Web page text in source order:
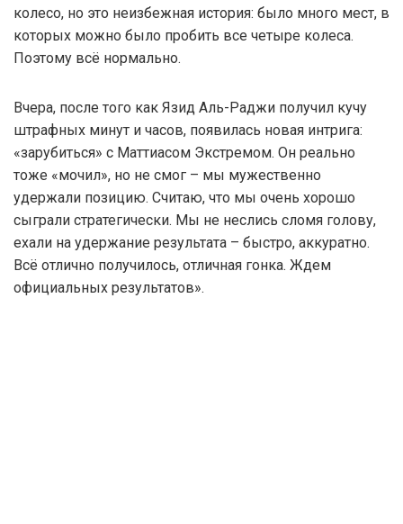
колесо, но это неизбежная история: было много мест, в
которых можно было пробить все четыре колеса.
Поэтому всё нормально.
Вчера, после того как Язид Аль-Раджи получил кучу
штрафных минут и часов, появилась новая интрига:
«зарубиться» с Маттиасом Экстремом. Он реально
тоже «мочил», но не смог – мы мужественно
удержали позицию. Считаю, что мы очень хорошо
сыграли стратегически. Мы не неслись сломя голову,
ехали на удержание результата – быстро, аккуратно.
Всё отлично получилось, отличная гонка. Ждем
официальных результатов».